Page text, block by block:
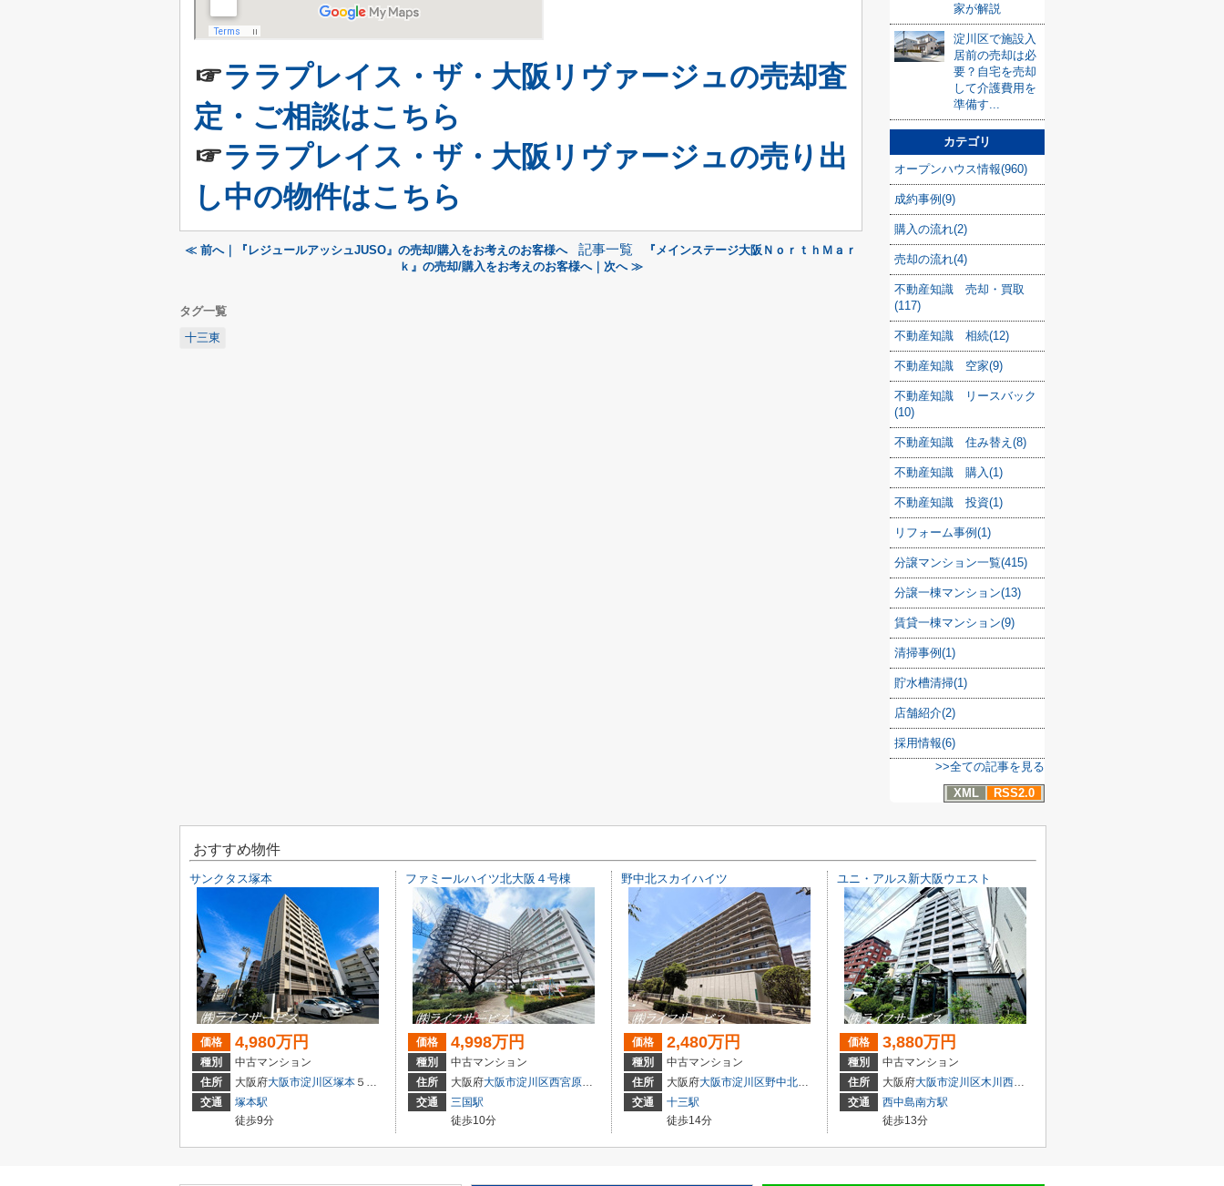
☞ララプレイス・ザ・大阪リヴァージュの売却査
定・ご相談はこちら
☞ララプレイス・ザ・大阪リヴァージュの売り出
し中の物件はこちら
≪ 前へ｜『レジュールアッシュJUSO』の売却/購入をお考えのお客様へ 記事一覧
『メインステージ大阪ＮｏｒｔｈＭａｒ
ｋ』の売却/購入をお考えのお客様へ｜次へ ≫
タグ一覧
十三東
家が解説
淀川区で施設入
居前の売却は必
要？自宅を売却
して介護費用を
準備す...
カテゴリ
オープンハウス情報(960)
成約事例(9)
購入の流れ(2)
売却の流れ(4)
不動産知識 売却・買取
(117)
不動産知識 相続(12)
不動産知識 空家(9)
不動産知識 リースバック
(10)
不動産知識 住み替え(8)
不動産知識 購入(1)
不動産知識 投資(1)
リフォーム事例(1)
分譲マンション一覧(415)
分譲一棟マンション(13)
賃貸一棟マンション(9)
清掃事例(1)
貯水槽清掃(1)
店舗紹介(2)
採用情報(6)
>>全ての記事を見る
XML
RSS2.0
おすすめ物件
サンクタス塚本
価格 4,980万円
種別
中古マンション
住所
大阪府大阪市淀川区塚本 ５丁目3-22
交通
塚本駅
徒歩9分
ファミールハイツ北大阪４号棟
価格 4,998万円
種別
中古マンション
住所
大阪府大阪市淀川区西宮原３丁目3-4
交通
三国駅
徒歩10分
野中北スカイハイツ
価格 2,480万円
種別
中古マンション
住所
大阪府大阪市淀川区野中北２丁目3-5
交通
十三駅
徒歩14分
ユニ・アルス新大阪ウエスト
価格 3,880万円
種別
中古マンション
住所
大阪府大阪市淀川区木川西４丁目1-14
交通
西中島南方駅
徒歩13分